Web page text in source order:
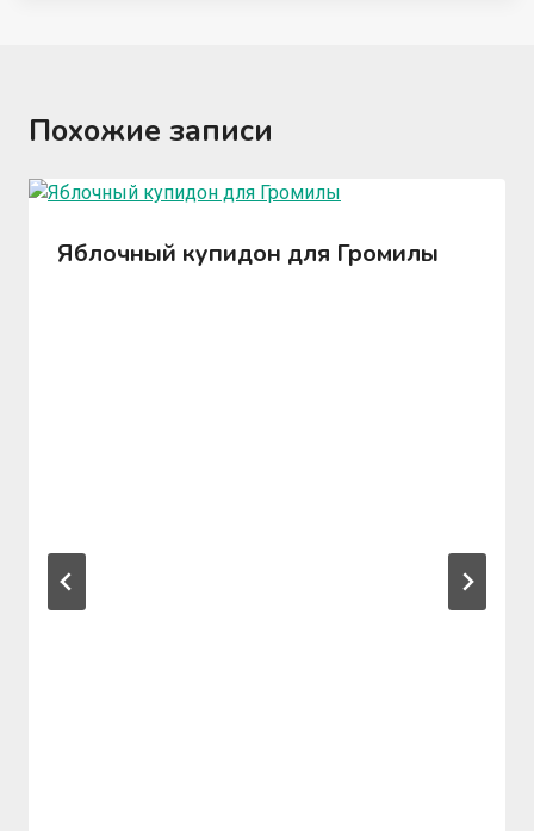
Похожие записи
Яблочный купидон для Громилы